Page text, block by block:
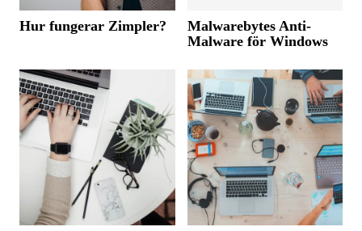
Hur fungerar Zimpler?
Malwarebytes Anti-
Malware för Windows